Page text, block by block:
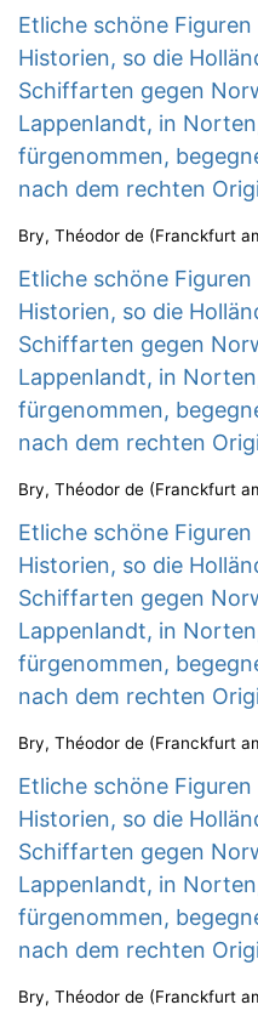
Etliche schöne
Historien, so die
Schiffarten gegen
Lappenlandt, in
fürgenommen,
nach dem rechten
Bry, Théodor de (Franckfurt
Etliche schöne
Historien, so die
Schiffarten gegen
Lappenlandt, in
fürgenommen,
nach dem rechten
Bry, Théodor de (Franckfurt
Etliche schöne
Historien, so die
Schiffarten gegen
Lappenlandt, in
fürgenommen,
nach dem rechten
Bry, Théodor de (Franckfurt
Etliche schöne
Historien, so die
Schiffarten gegen
Lappenlandt, in
fürgenommen,
nach dem rechten
Bry, Théodor de (Franckfurt